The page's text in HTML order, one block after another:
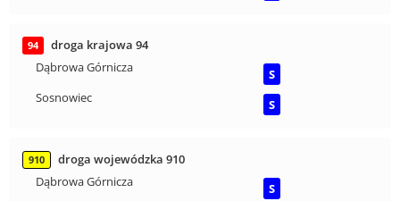
94
droga krajowa 94
Dąbrowa Górnicza
S
Sosnowiec
S
910
droga wojewódzka 910
Dąbrowa Górnicza
S